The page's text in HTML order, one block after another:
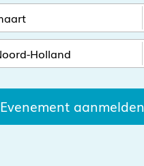
Evenement aanmelden